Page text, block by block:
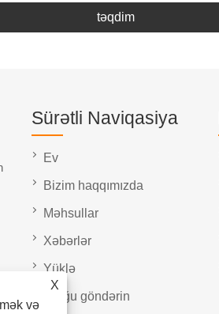
təqdim
X
və
Sürətli Naviqasiya
Ev
Bizim haqqımızda
Məhsullar
Xəbərlər
Yüklə
Sorğu göndərin